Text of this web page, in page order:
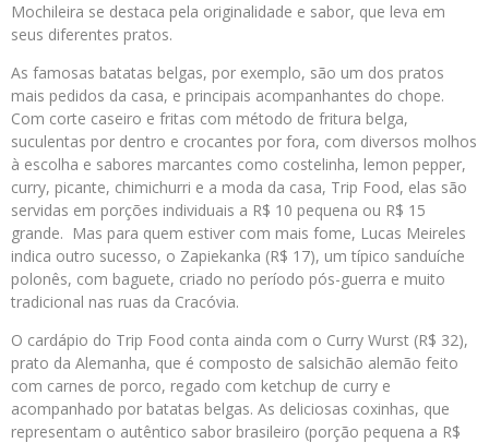
Mochileira se destaca pela originalidade e sabor, que leva em
seus diferentes pratos.
As famosas batatas belgas, por exemplo, são um dos pratos
mais pedidos da casa, e principais acompanhantes do chope.
Com corte caseiro e fritas com método de fritura belga,
suculentas por dentro e crocantes por fora, com diversos molhos
à escolha e sabores marcantes como costelinha, lemon pepper,
curry, picante, chimichurri e a moda da casa, Trip Food, elas são
servidas em porções individuais a R$ 10 pequena ou R$ 15
grande. Mas para quem estiver com mais fome, Lucas Meireles
indica outro sucesso, o Zapiekanka (R$ 17), um típico sanduíche
polonês, com baguete, criado no período pós-guerra e muito
tradicional nas ruas da Cracóvia.
O cardápio do Trip Food conta ainda com o Curry Wurst (R$ 32),
prato da Alemanha, que é composto de salsichão alemão feito
com carnes de porco, regado com ketchup de curry e
acompanhado por batatas belgas. As deliciosas coxinhas, que
representam o autêntico sabor brasileiro (porção pequena a R$